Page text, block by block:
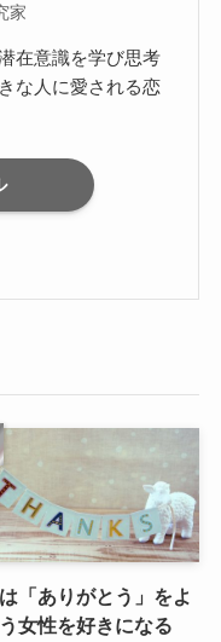
家
在意識を学び思考
な人に愛される恋
「ありがとう」をよ
女性を好きになる